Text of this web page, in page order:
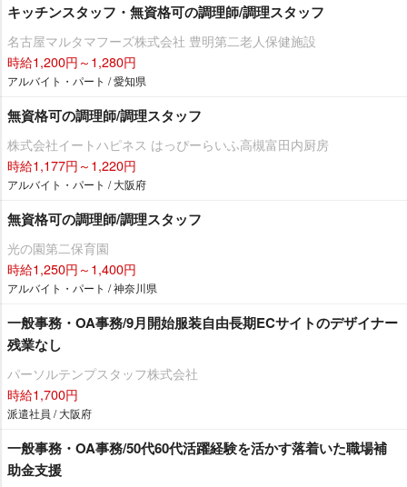
キッチンスタッフ・無資格可の調理師/調理スタッフ
名古屋マルタマフーズ株式会社 豊明第二老人保健施設
時給1,200円～1,280円
アルバイト・パート / 愛知県
無資格可の調理師/調理スタッフ
株式会社イートハピネス はっぴーらいふ高槻富田内厨房
時給1,177円～1,220円
アルバイト・パート / 大阪府
無資格可の調理師/調理スタッフ
光の園第二保育園
時給1,250円～1,400円
アルバイト・パート / 神奈川県
一般事務・OA事務/9月開始服装自由長期ECサイトのデザイナー
残業なし
パーソルテンプスタッフ株式会社
時給1,700円
派遣社員 / 大阪府
一般事務・OA事務/50代60代活躍経験を活かす落着いた職場補
助金支援